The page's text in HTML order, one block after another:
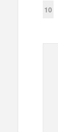
10